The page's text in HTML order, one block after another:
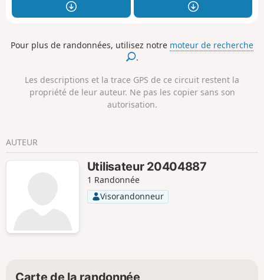
Pour plus de randonnées, utilisez notre moteur de recherche
.
Les descriptions et la trace GPS de ce circuit restent la
propriété de leur auteur. Ne pas les copier sans son
autorisation.
AUTEUR
Utilisateur 20404887
1 Randonnée
Visorandonneur
Carte de la randonnée